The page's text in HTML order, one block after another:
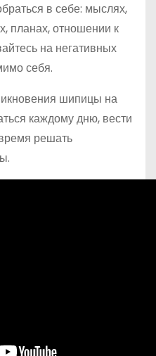
в себе: мыслях,
планах, отношении к
на негативных
себя.
шипицы на
каждому дню, вести
решать